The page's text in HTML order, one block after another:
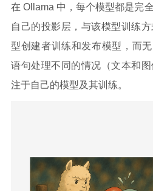
在 Ollama 中，每个模型都是完
自己的投影层，与该模型训练
型创建者训练和发布模型，而
语句处理不同的情况（文本和
注于自己的模型及其训练。